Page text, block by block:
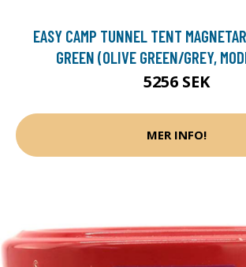
EASY CAMP TUNNEL TENT
GREEN (OLIVE GREEN/GREY,
5256 SEK
MER INFO!